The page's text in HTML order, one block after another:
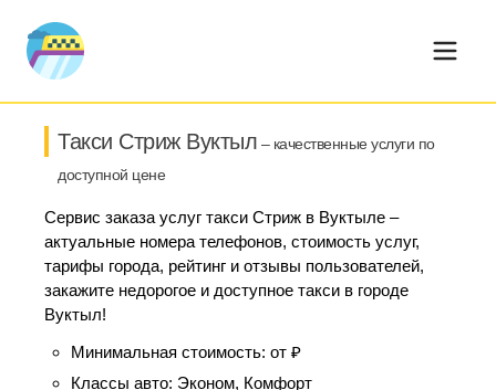
Такси Стриж Вуктыл – качественные услуги по
доступной цене
Сервис заказа услуг такси Стриж в Вуктыле –
актуальные номера телефонов, стоимость услуг,
тарифы города, рейтинг и отзывы пользователей,
закажите недорогое и доступное такси в городе
Вуктыл!
Минимальная стоимость: от ₽
Классы авто: Эконом, Комфорт